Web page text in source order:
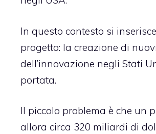
In questo contesto si
progetto: la creazione di
dell’innovazione negli Stati
portata.
Il piccolo problema è che un
allora circa 320 miliardi di